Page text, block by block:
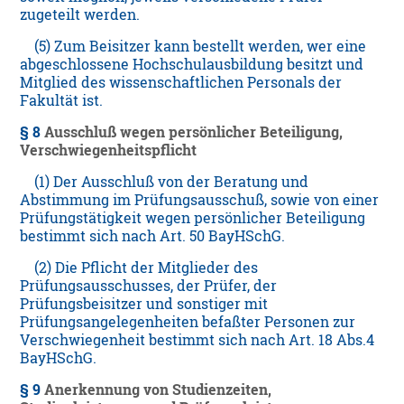
zugeteilt werden.
(5) Zum Beisitzer kann bestellt werden, wer eine
abgeschlossene Hochschulausbildung besitzt und
Mitglied des wissenschaftlichen Personals der
Fakultät ist.
§ 8 Ausschluß wegen persönlicher Beteiligung,
Verschwiegenheitspflicht
(1) Der Ausschluß von der Beratung und
Abstimmung im Prüfungsausschuß, sowie von einer
Prüfungstätigkeit wegen persönlicher Beteiligung
bestimmt sich nach Art. 50 BayHSchG.
(2) Die Pflicht der Mitglieder des
Prüfungsausschusses, der Prüfer, der
Prüfungsbeisitzer und sonstiger mit
Prüfungsangelegenheiten befaßter Personen zur
Verschwiegenheit bestimmt sich nach Art. 18 Abs.4
BayHSchG.
§ 9 Anerkennung von Studienzeiten,